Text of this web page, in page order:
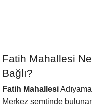
Fatih Mahallesi
Bağlı?
Fatih Mahallesi
Merkez semtinde